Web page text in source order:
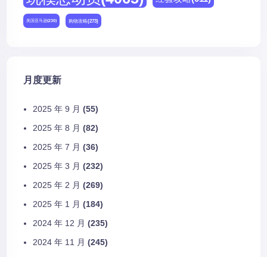
美国亚马逊(230) 购物攻略(273)
月度更新
2025 年 9 月 (55)
2025 年 8 月 (82)
2025 年 7 月 (36)
2025 年 3 月 (232)
2025 年 2 月 (269)
2025 年 1 月 (184)
2024 年 12 月 (235)
2024 年 11 月 (245)